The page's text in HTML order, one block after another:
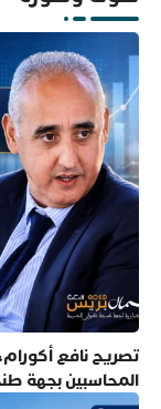
تصريح نافع
المحاسبين بجهة